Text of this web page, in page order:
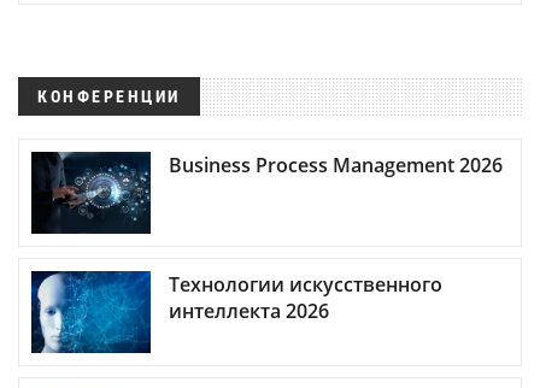
КОНФЕРЕНЦИИ
Business Process Management 2026
Технологии искусственного
интеллекта 2026